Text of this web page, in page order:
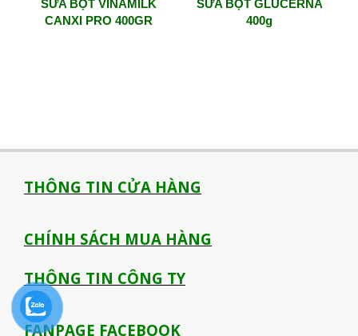
SỮA BỘT VINAMILK
CANXI PRO 400GR
SỮA BỘT GLUCERNA
400g
THÔNG TIN CỬA HÀNG
CHÍNH SÁCH MUA HÀNG
THÔNG TIN CÔNG TY
FANPAGE FACEBOOK